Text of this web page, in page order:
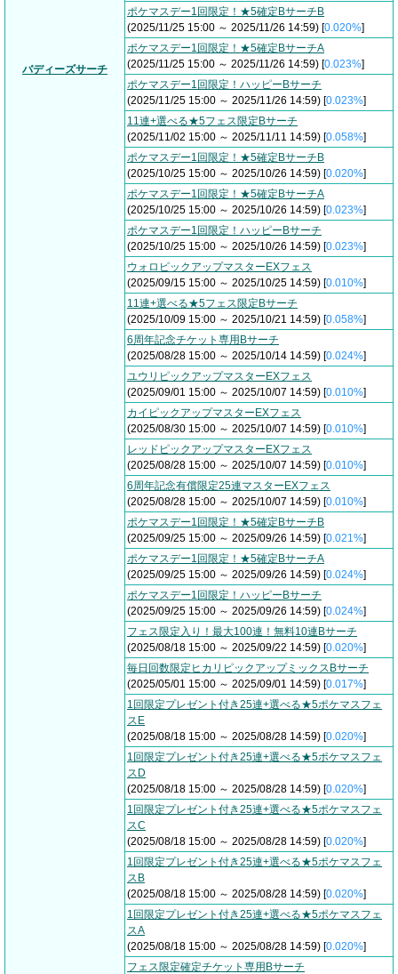
バディーズサーチ
ポケマスデー1回限定！★5確定BサーチB
(2025/11/25 15:00 ～ 2025/11/26 14:59) [0.020%]
ポケマスデー1回限定！★5確定BサーチA
(2025/11/25 15:00 ～ 2025/11/26 14:59) [0.023%]
ポケマスデー1回限定！ハッピーBサーチ
(2025/11/25 15:00 ～ 2025/11/26 14:59) [0.023%]
11連+選べる★5フェス限定Bサーチ
(2025/11/02 15:00 ～ 2025/11/11 14:59) [0.058%]
ポケマスデー1回限定！★5確定BサーチB
(2025/10/25 15:00 ～ 2025/10/26 14:59) [0.020%]
ポケマスデー1回限定！★5確定BサーチA
(2025/10/25 15:00 ～ 2025/10/26 14:59) [0.023%]
ポケマスデー1回限定！ハッピーBサーチ
(2025/10/25 15:00 ～ 2025/10/26 14:59) [0.023%]
ウォロピックアップマスターEXフェス
(2025/09/15 15:00 ～ 2025/10/25 14:59) [0.010%]
11連+選べる★5フェス限定Bサーチ
(2025/10/09 15:00 ～ 2025/10/21 14:59) [0.058%]
6周年記念チケット専用Bサーチ
(2025/08/28 15:00 ～ 2025/10/14 14:59) [0.024%]
ユウリピックアップマスターEXフェス
(2025/09/01 15:00 ～ 2025/10/07 14:59) [0.010%]
カイピックアップマスターEXフェス
(2025/08/30 15:00 ～ 2025/10/07 14:59) [0.010%]
レッドピックアップマスターEXフェス
(2025/08/28 15:00 ～ 2025/10/07 14:59) [0.010%]
6周年記念有償限定25連マスターEXフェス
(2025/08/28 15:00 ～ 2025/10/07 14:59) [0.010%]
ポケマスデー1回限定！★5確定BサーチB
(2025/09/25 15:00 ～ 2025/09/26 14:59) [0.021%]
ポケマスデー1回限定！★5確定BサーチA
(2025/09/25 15:00 ～ 2025/09/26 14:59) [0.024%]
ポケマスデー1回限定！ハッピーBサーチ
(2025/09/25 15:00 ～ 2025/09/26 14:59) [0.024%]
フェス限定入り！最大100連！無料10連Bサーチ
(2025/08/18 15:00 ～ 2025/09/22 14:59) [0.020%]
毎日回数限定ヒカリピックアップミックスBサーチ
(2025/05/01 15:00 ～ 2025/09/01 14:59) [0.017%]
1回限定プレゼント付き25連+選べる★5ポケマスフェ
スE
(2025/08/18 15:00 ～ 2025/08/28 14:59) [0.020%]
1回限定プレゼント付き25連+選べる★5ポケマスフェ
スD
(2025/08/18 15:00 ～ 2025/08/28 14:59) [0.020%]
1回限定プレゼント付き25連+選べる★5ポケマスフェ
スC
(2025/08/18 15:00 ～ 2025/08/28 14:59) [0.020%]
1回限定プレゼント付き25連+選べる★5ポケマスフェ
スB
(2025/08/18 15:00 ～ 2025/08/28 14:59) [0.020%]
1回限定プレゼント付き25連+選べる★5ポケマスフェ
スA
(2025/08/18 15:00 ～ 2025/08/28 14:59) [0.020%]
フェス限定確定チケット専用Bサーチ